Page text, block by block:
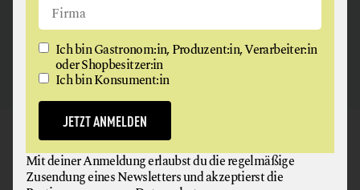
GAUMEN HOCH
NEWSLETTER
Ich bin Gastronom:in, Produzent:in, Verarbeiter:in
oder Shopbesitzer:in
Ich bin Konsument:in
JETZT ANMELDEN
Mit deiner Anmeldung erlaubst du die regelmäßige
Zusendung eines Newsletters und akzeptierst die